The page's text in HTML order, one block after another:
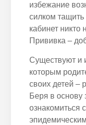
избежание
силком тащить
кабинет никто
Прививка –
Существуют и
которым
своих детей –
Беря в основу
ознакомиться